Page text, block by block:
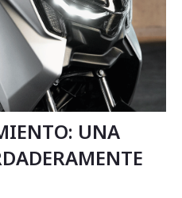
UNA